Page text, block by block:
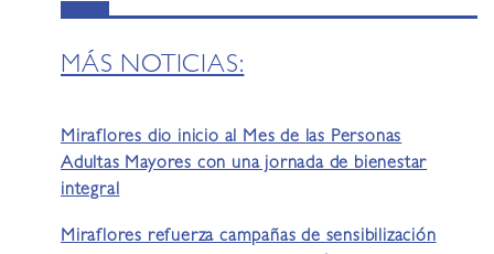
MÁS NOTICIAS:
Miraflores dio inicio al Mes de las Personas
Adultas Mayores con una jornada de bienestar
integral
Miraflores refuerza campañas de sensibilización